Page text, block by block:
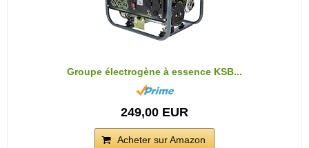
Groupe électrogène à essence KSB...
249,00 EUR
Acheter sur Amazon